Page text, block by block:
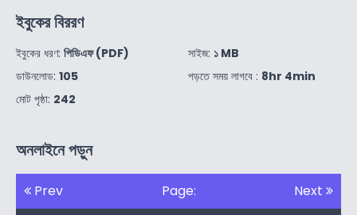
ইবুকের বিররণ
ইবুকের ধরণ: পিডিএফ (PDF)
ডাউনলোড: 105
মোট পৃষ্ঠা: 242
সাইজ: ১ MB
পড়তে সময় লাগবে : 8hr 4min
অনলাইনে পড়ুন
Prev Page: Next